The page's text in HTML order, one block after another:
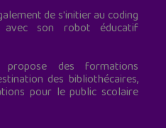
de s'initier au coding
son robot éducatif
des formations
des bibliothécaires,
pour le public scolaire